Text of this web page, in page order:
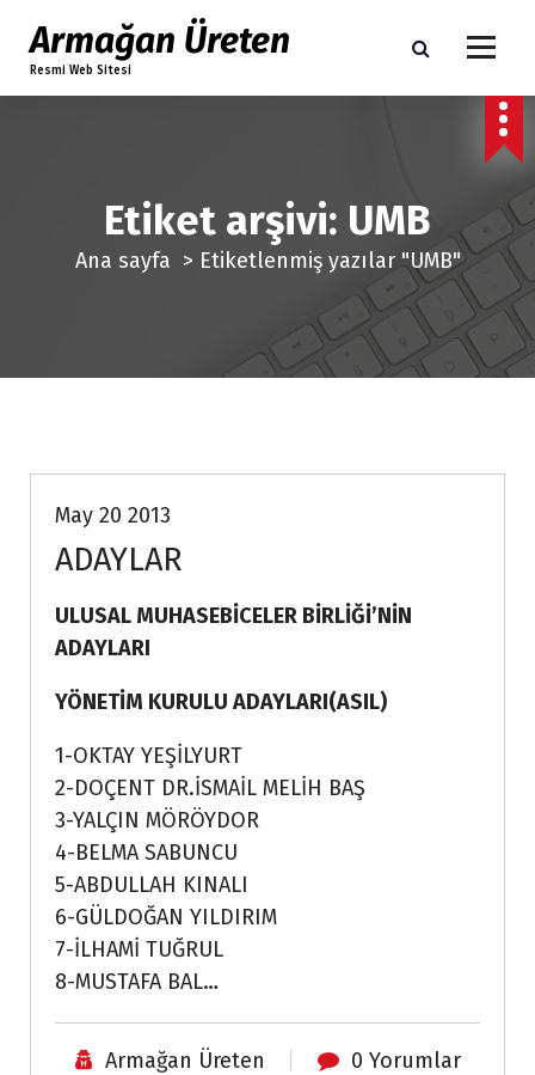
Armağan Üreten
Resmi Web Sitesi
Etiket arşivi: UMB
Ana sayfa > Etiketlenmiş yazılar "UMB"
May 20 2013
ADAYLAR
ULUSAL MUHASEBİCELER BİRLİĞİ’NİN
ADAYLARI
YÖNETİM KURULU ADAYLARI(ASIL)
1-OKTAY YEŞİLYURT
2-DOÇENT DR.İSMAİL MELİH BAŞ
3-YALÇIN MÖRÖYDOR
4-BELMA SABUNCU
5-ABDULLAH KINALI
6-GÜLDOĞAN YILDIRIM
7-İLHAMİ TUĞRUL
8-MUSTAFA BAL…
Armağan Üreten 0 Yorumlar